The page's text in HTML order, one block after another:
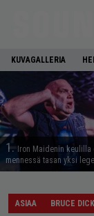
KUVAGALLERIA
1. Iron Maidenin keulilla
mennessä tasan yksi
ASIAA BRUCE